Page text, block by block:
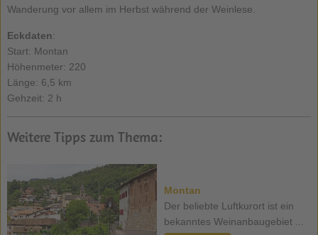
Wanderung vor allem im Herbst während der Weinlese.
Eckdaten:
Start: Montan
Höhenmeter: 220
Länge: 6,5 km
Gehzeit: 2 h
Weitere Tipps zum Thema:
Montan
Der beliebte Luftkurort ist ein
bekanntes Weinanbaugebiet ...